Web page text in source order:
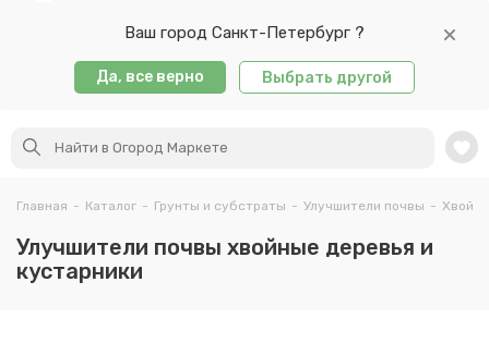
Ваш город Санкт-Петербург ?
Да, все верно Выбрать другой
Главная - Каталог - Грунты и субстраты - Улучшители почвы -
Улучшители почвы хвойные деревья и
кустарники